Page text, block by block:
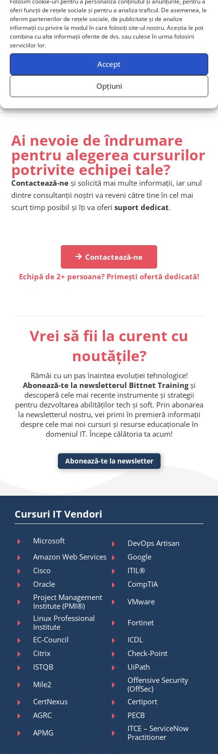
oferi funcții de rețele sociale și pentru a analiza traficul. De asemenea, le
oferim partenerilor de rețele sociale, de publicitate și de analize
informații cu privire la modul în care folosiți site-ul nostru. Aceștia le pot
combina cu alte informații oferite de dvs. sau culese în urma folosirii
serviciilor lor.
Accept
Opțiuni
Cisco CIVND2 – Implementing Cisco Video Network
Devices
Ai nevoie de îndrumare
pentru alegerea cursurilor
potrivite echipei tale?
Contactează-ne și solicită mai multe informații, iar unul
dintre consultanții noștri va reveni către tine în cel mai
scurt timp posibil și îți va oferi suport dedicat.
Contactează-ne
Echipă de 2+ persoane? Primești ofertă dedicată!
Vrei să fii la curent cu
noutățile?
Rămâi cu un pas înaintea evoluției tehnologice!
Abonează-te la newsletterul Bittnet Trainingși
descoperă cele mai recente instrumente și strategii
pentru dezvoltarea abilităților tech și soft. Prin abonarea
la newsletterul nostru, vei primi în premieră informații
despre cele mai noi cursuri și resurse educaționale în
domeniul IT. Începe călătoria ta acum!
Abonează-te la newsletter
Cursuri IT Vendori
Microsoft
DevOps Artisan
Amazon Web Services
Google
Cisco
ITIL®
Oracle
CompTIA
Project Management
Institute (PMI®)
VMware
Linux Professional
Institute
Fortinet
EC-Council
ICDL
Citrix
Check-Point
ISTQB
UiPath
Mile2
Offensive Security
(OffSec)
CertNexus
Certiport
AGRC
PECB
APMG
ITCE – ServiceNow
Practitioner